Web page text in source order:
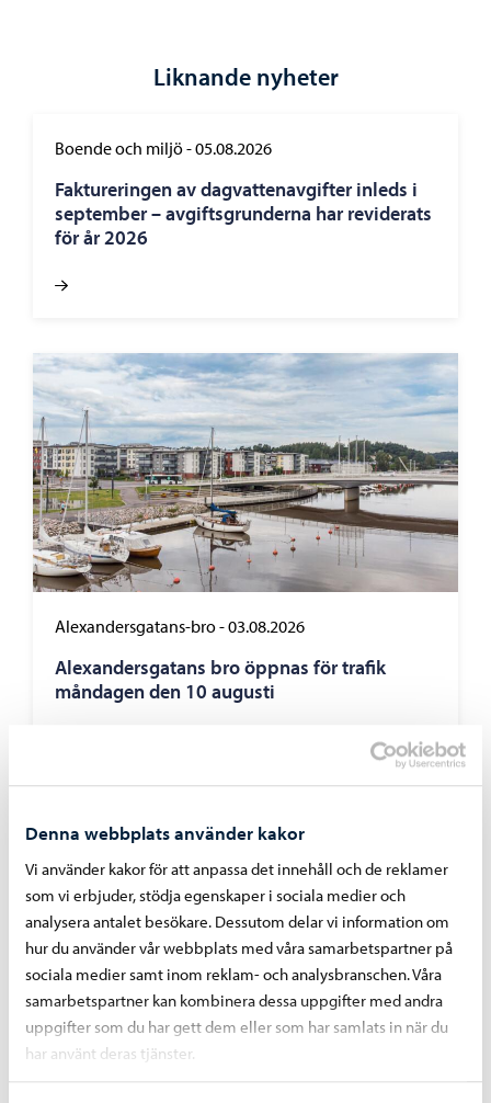
Denna webbplats använder kakor
Vi använder kakor för att anpassa det innehåll och de reklamer
som vi erbjuder, stödja egenskaper i sociala medier och
analysera antalet besökare. Dessutom delar vi information om
hur du använder vår webbplats med våra samarbetspartner på
sociala medier samt inom reklam- och analysbranschen. Våra
samarbetspartner kan kombinera dessa uppgifter med andra
uppgifter som du har gett dem eller som har samlats in när du
har använt deras tjänster.
Liknande nyheter
Boende och miljö-05.08.2026
Faktureringen av dagvattenavgifter inleds i
september – avgiftsgrunderna har reviderats
för år 2026
Alexandersgatans-bro-03.08.2026
Alexandersgatans bro öppnas för trafik
måndagen den 10 augusti